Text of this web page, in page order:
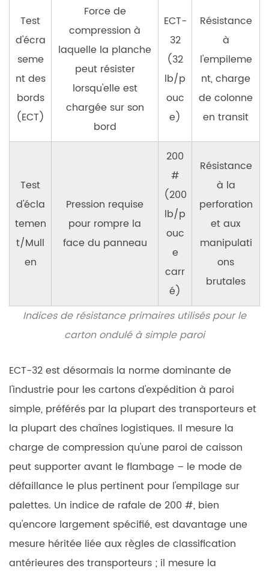
Indices de résistance primaires utilisés pour le
carton ondulé à simple paroi
Test
d'écra
seme
nt des
bords
(ECT)
Force de
compression à
laquelle la planche
peut résister
lorsqu'elle est
chargée sur son
bord
ECT-
32
(32
lb/p
ouc
e)
Résistance
à
l'empileme
nt, charge
de colonne
en transit
Test
d'écla
temen
t/Mull
en
Pression requise
pour rompre la
face du panneau
200
#
(200
lb/p
ouc
e
carr
é)
Résistance
à la
perforation
et aux
manipulati
ons
brutales
ECT-32 est désormais la norme dominante de
l'industrie pour les cartons d'expédition à paroi
simple, préférés par la plupart des transporteurs et
la plupart des chaînes logistiques. Il mesure la
charge de compression qu'une paroi de caisson
peut supporter avant le flambage – le mode de
défaillance le plus pertinent pour l'empilage sur
palettes. Un indice de rafale de 200 #, bien
qu'encore largement spécifié, est davantage une
mesure héritée liée aux règles de classification
antérieures des transporteurs ; il mesure la